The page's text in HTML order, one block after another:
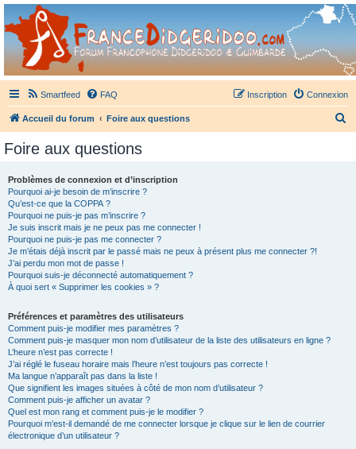
France Didgeridoo
Didgeridoo et Guimbarde sur France Didgeridoo - retrouvez la communauté.
Smartfeed FAQ Connexion
Inscription
Accueil du forum Foire aux questions
Foire aux questions
Problèmes de connexion et d’inscription
Pourquoi ai-je besoin de m’inscrire ?
Qu’est-ce que la COPPA ?
Pourquoi ne puis-je pas m’inscrire ?
Je suis inscrit mais je ne peux pas me connecter !
Pourquoi ne puis-je pas me connecter ?
Je m’étais déjà inscrit par le passé mais ne peux à présent plus me connecter ?!
J’ai perdu mon mot de passe !
Pourquoi suis-je déconnecté automatiquement ?
À quoi sert « Supprimer les cookies » ?
Préférences et paramètres des utilisateurs
Comment puis-je modifier mes paramètres ?
Comment puis-je masquer mon nom d’utilisateur de la liste des utilisateurs en ligne ?
L’heure n’est pas correcte !
J’ai réglé le fuseau horaire mais l’heure n’est toujours pas correcte !
Ma langue n’apparaît pas dans la liste !
Que signifient les images situées à côté de mon nom d’utilisateur ?
Comment puis-je afficher un avatar ?
Quel est mon rang et comment puis-je le modifier ?
Pourquoi m’est-il demandé de me connecter lorsque je clique sur le lien de courrier
électronique d’un utilisateur ?